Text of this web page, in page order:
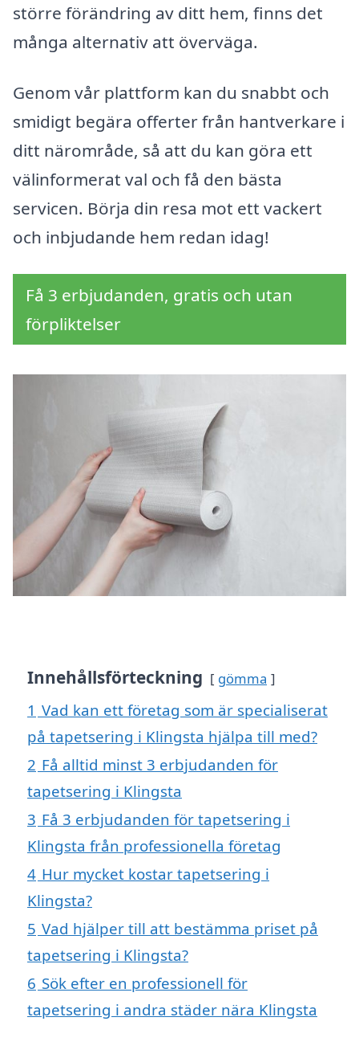
större förändring av ditt hem, finns det
många alternativ att överväga.
Genom vår plattform kan du snabbt och
smidigt begära offerter från hantverkare i
ditt närområde, så att du kan göra ett
välinformerat val och få den bästa
servicen. Börja din resa mot ett vackert
och inbjudande hem redan idag!
Få 3 erbjudanden, gratis och utan
förpliktelser
Innehållsförteckning gömma
1 Vad kan ett företag som är specialiserat
på tapetsering i Klingsta hjälpa till med?
2 Få alltid minst 3 erbjudanden för
tapetsering i Klingsta
3 Få 3 erbjudanden för tapetsering i
Klingsta från professionella företag
4 Hur mycket kostar tapetsering i
Klingsta?
5 Vad hjälper till att bestämma priset på
tapetsering i Klingsta?
6 Sök efter en professionell för
tapetsering i andra städer nära Klingsta